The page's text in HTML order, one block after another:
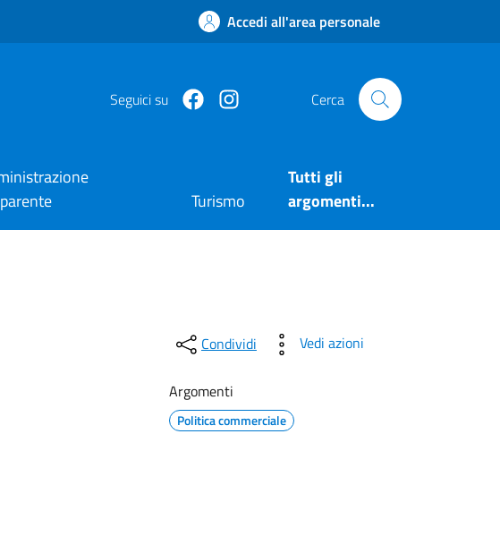
Accedi all'area personale
Seguici su Facebookhttps://www.instagram.com/
Cerca
Turismo
Tutti gli
argomenti...
Condividi Vedi azioni
Argomenti
Politica commerciale